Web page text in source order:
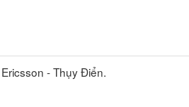
- Thụy Điển.